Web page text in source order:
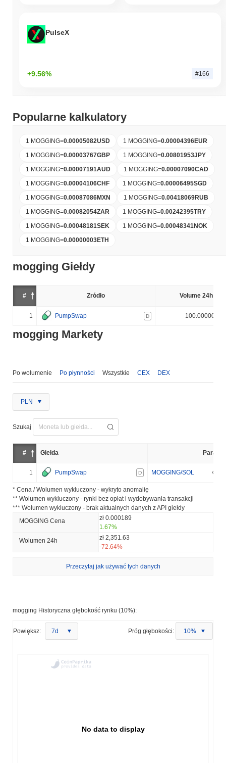
PulseX
+9.56% #166
Popularne kalkulatory
1 MOGGING=0.00005082USD 1 MOGGING=0.00004396EUR
1 MOGGING=0.00003767GBP 1 MOGGING=0.00801953JPY
1 MOGGING=0.00007191AUD 1 MOGGING=0.00007090CAD
1 MOGGING=0.00004106CHF 1 MOGGING=0.00006495SGD
1 MOGGING=0.00087086MXN 1 MOGGING=0.00418069RUB
1 MOGGING=0.00082054ZAR 1 MOGGING=0.00242395TRY
1 MOGGING=0.00048181SEK 1 MOGGING=0.00048341NOK
1 MOGGING=0.00000003ETH
mogging Giełdy
# Źródło Volume 24h (%)
1 PumpSwap D 100.000000%
mogging Markety
Po wolumenie Po płynności Wszystkie CEX DEX
PLN
Szukaj
# Giełda Para
1 PumpSwap D MOGGING/SOL
* Cena / Wolumen wykluczony - wykryto anomalię
** Wolumen wykluczony - rynki bez opłat i wydobywania transakcji
*** Wolumen wykluczony - brak aktualnych danych z API giełdy
MOGGING Cena
zł 0.000189
1.67%
Wolumen 24h
zł 2,351.63
-72.64%
Przeczytaj jak używać tych danych
mogging Historyczna głębokość rynku (10%):
Powiększ: 7d Próg głębokości: 10%
No data to display